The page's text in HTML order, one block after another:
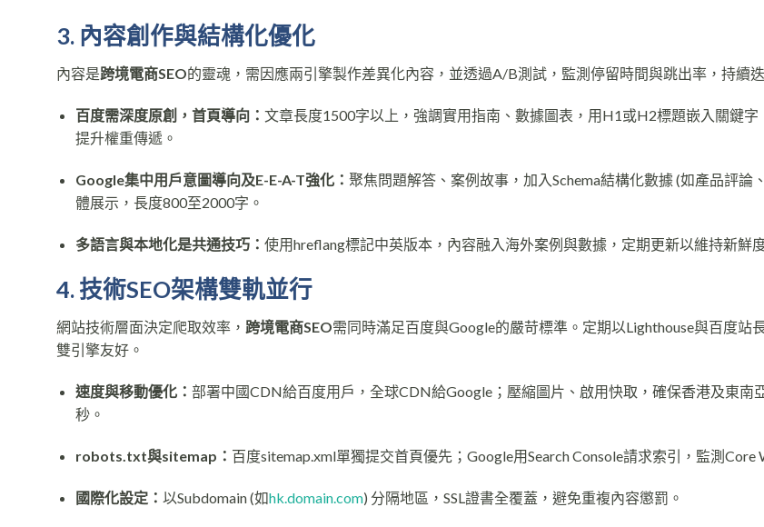
3. 內容創作與結構化優化
內容是跨境電商SEO的靈魂，需因應兩引擎製作差異化內容，並透過A/B測試，監測停留時間與跳出率，持續迭
百度需深度原創，首頁導向： 文章長度1500字以上，強調實用指南、數據圖表，用H1或H2標題嵌入關鍵字
提升權重傳遞。
Google集中用戶意圖導向及E-E-A-T強化： 聚焦問題解答、案例故事，加入Schema結構化數據 (如產品評論
體展示，長度800至2000字。
多語言與本地化是共通技巧： 使用hreflang標記中英版本，內容融入海外案例與數據，定期更新以維持新鮮
4. 技術SEO架構雙軌並行
網站技術層面決定爬取效率， 跨境電商SEO需同時滿足百度與Google的嚴苛標準。定期以Lighthouse與百度站
雙引擎友好。
速度與移動優化： 部署中國CDN給百度用戶，全球CDN給Google；壓縮圖片、啟用快取，確保香港及東南
秒。
robots.txt與sitemap： 百度sitemap.xml單獨提交首頁優先；Google用Search Console請求索引，監測Core
國際化設定： 以Subdomain (如hk.domain.com) 分隔地區，SSL證書全覆蓋，避免重複內容懲罰。